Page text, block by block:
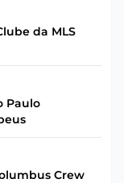
da MLS
Paulo
Crew